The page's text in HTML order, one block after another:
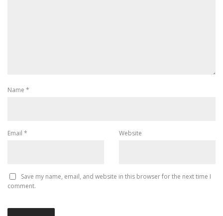
Name *
Email * Website
Save my name, email, and website in this browser for the next time I
comment.